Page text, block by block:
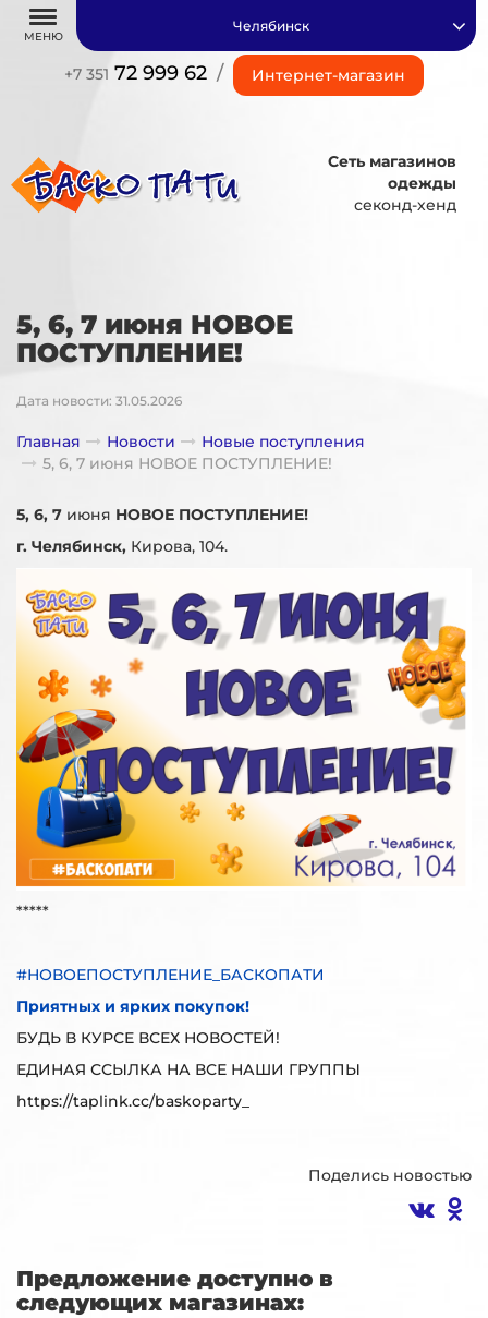
МЕНЮ
+7 351 72 999 62 / Интернет-магазин
Челябинск
Сеть магазинов
одежды
секонд-хенд
5, 6, 7 июня НОВОЕ
ПОСТУПЛЕНИЕ!
Дата новости: 31.05.2026
Главная Новости
Новые поступления
5, 6, 7 июня НОВОЕ ПОСТУПЛЕНИЕ!
5, 6, 7 июня НОВОЕ ПОСТУПЛЕНИЕ!
г. Челябинск, Кирова, 104.
*****
#НОВОЕПОСТУПЛЕНИЕ_БАСКОПАТИ
Приятных и ярких покупок!
БУДЬ В КУРСЕ ВСЕХ НОВОСТЕЙ!
ЕДИНАЯ ССЫЛКА НА ВСЕ НАШИ ГРУППЫ
https://taplink.cc/baskoparty_
Поделись новостью
Предложение доступно в
следующих магазинах: